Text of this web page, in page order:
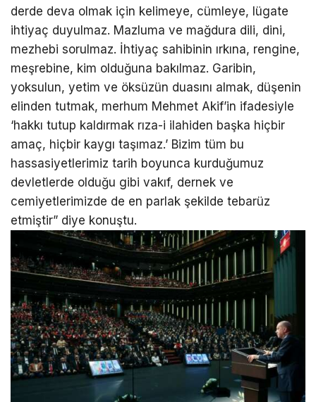
derde deva olmak için kelimeye, cümleye, lügate
ihtiyaç duyulmaz. Mazluma ve mağdura dili, dini,
mezhebi sorulmaz. İhtiyaç sahibinin ırkına, rengine,
meşrebine, kim olduğuna bakılmaz. Garibin,
yoksulun, yetim ve öksüzün duasını almak, düşenin
elinden tutmak, merhum Mehmet Akif’in ifadesiyle
‘hakkı tutup kaldırmak rıza-i ilahiden başka hiçbir
amaç, hiçbir kaygı taşımaz.’ Bizim tüm bu
hassasiyetlerimiz tarih boyunca kurduğumuz
devletlerde olduğu gibi vakıf, dernek ve
cemiyetlerimizde de en parlak şekilde tebarüz
etmiştir” diye konuştu.